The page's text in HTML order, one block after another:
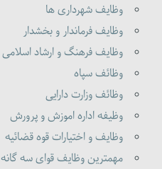
وظایف شهرداری ها
وظایف فرماندار و بخشدار
وظایف فرهنگ و ارشاد اسلامی
وظائف سپاه
وظائف وزارت دارایی
وظیفه اداره اموزش و پرورش
وظایف و اختیارات قوه قضائیه
مهمترین وظایف قوای سه گانه